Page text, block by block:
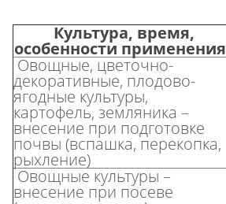
Культура, время,
особенности применения
Овощные, цветочно-
декоративные, плодово-
ягодные культуры,
картофель, земляника –
внесение при подготовке
почвы (вспашка, перекопка,
рыхление)
Овощные культуры –
внесение при посеве